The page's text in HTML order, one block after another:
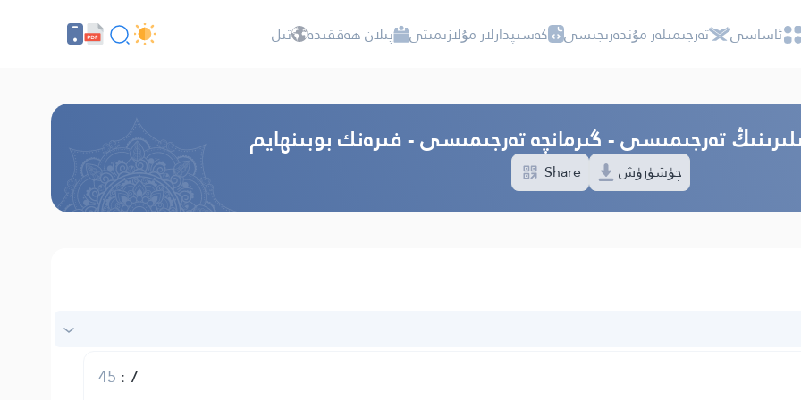
ئاساسى تەرجىمىلەر مۇندەرىجىسى كەسىپدارلار مۇلازىمىتى پىلان ھەققىدە تىل
تەرجىمىسى - گىرمانچە تەرجىمىسى - فىرەنك بوبىنھايم
چۈشۈرۈش Share
7
:
45